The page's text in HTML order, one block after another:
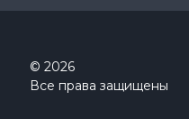
© 2026
Все права защищены